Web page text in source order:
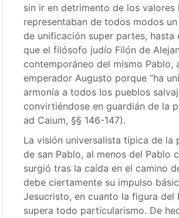
sin ir en detrimento de los valores
representaban de todos modos
de unificación super partes, hasta
que el filósofo judío Filón de
contemporáneo del mismo Pablo,
emperador Augusto porque “ha
armonía a todos los pueblos
convirtiéndose en guardián de la
ad Caium, §§ 146-147).
La visión universalista típica de la
de san Pablo, al menos del Pablo
surgió tras la caída en el camino
debe ciertamente su impulso
Jesucristo, en cuanto la figura del
supera todo particularismo. De